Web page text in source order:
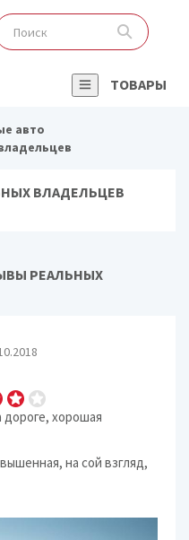
ТОВАРЫ
авто
ВЛАДЕЛЬЦЕВ
РЕАЛЬНЫХ
дороге, хорошая
на сой взгляд,